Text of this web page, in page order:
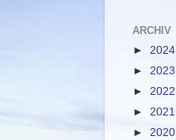
ARCHIV
► 2024
► 2023
► 2022
► 2021
► 2020